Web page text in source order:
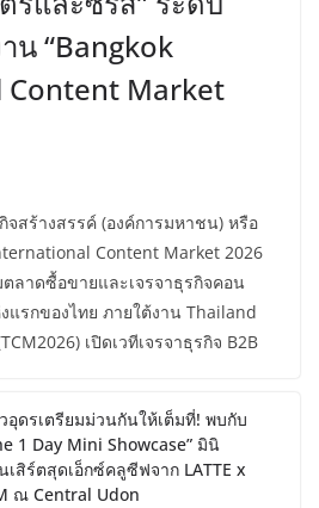
น “Bangkok
Market
จสร้างสรรค์ (องค์การมหาชน) หรือ
Content Market 2026
ลาดซื้อขายและเจรจาธุรกิจคอน
รกของไทย ภายใต้งาน Thailand
เปิดเวทีเจรจาธุรกิจ B2B
อุดรเตรียมม่วนกันให้เต็มที่! พบกับ
1 Day Mini Showcase” มินิ
เสิร์ตสุดเอ็กซ์คลูซีฟจาก LATTE x
ณ Central Udon